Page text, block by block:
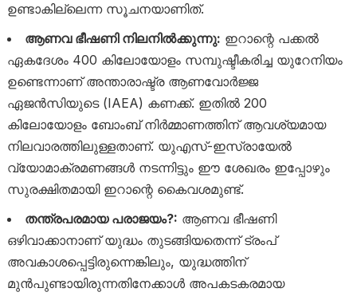
ഉണ്ടാകില്ലെന്ന സൂചനയാണിത്.
ആണവ ഭീഷണി നിലനിൽക്കുന്നു: ഇറാന്റെ പക്കൽ
ഏകദേശം 400 കിലോയോളം സമ്പുഷ്ടീകരിച്ച യുറേനിയം
ഉണ്ടെന്നാണ് അന്താരാഷ്ട്ര ആണവോർജ്ജ
ഏജൻസിയുടെ (IAEA) കണക്ക്. ഇതിൽ 200
കിലോയോളം ബോംബ് നിർമ്മാണത്തിന് ആവശ്യമായ
നിലവാരത്തിലുള്ളതാണ്. യുഎസ്-ഇസ്രായേൽ
വ്യോമാക്രമണങ്ങൾ നടന്നിട്ടും ഈ ശേഖരം ഇപ്പോഴും
സുരക്ഷിതമായി ഇറാന്റെ കൈവശമുണ്ട്.
തന്ത്രപരമായ പരാജയം?: ആണവ ഭീഷണി
ഒഴിവാക്കാനാണ് യുദ്ധം തുടങ്ങിയതെന്ന് ട്രംപ്
അവകാശപ്പെട്ടിരുന്നെങ്കിലും, യുദ്ധത്തിന്
മുൻപുണ്ടായിരുന്നതിനേക്കാൾ അപകടകരമായ